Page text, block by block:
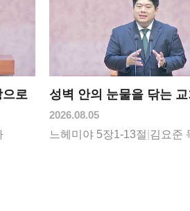
으로 성벽 안의 눈물을 닦는 교
2026.08.05
느헤미야 5장1-13절 김요준